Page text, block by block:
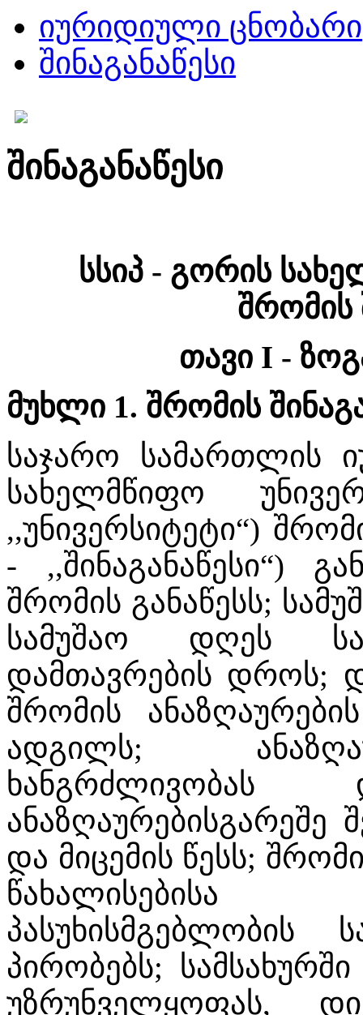
იურიდიული ცნობარი
შინაგანაწესი
შინაგანაწესი
სსიპ - გორის
შრომის
თავი I -
მუხლი 1. შრომის
საჯარო სამართლის
სახელმწიფო
,,უნივერსიტეტი“)
- ,,შინაგანაწესი“)
შრომის განაწესს;
სამუშაო დღეს
დამთავრების დროს;
შრომის
ადგილს;
ანაზღაურებისგარეშე
და მიცემის წესს;
პასუხისმგებლობის
პირობებს;
უზრუნველყოფას,